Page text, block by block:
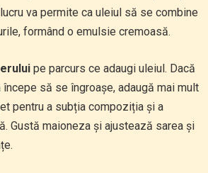
va permite ca uleiul să se combine
formând o emulsie cremoasă.
pe parcurs ce adaugi uleiul. Dacă
să se îngroașe, adaugă mai mult
pentru a subția compoziția și a
Gustă maioneza și ajustează sarea și